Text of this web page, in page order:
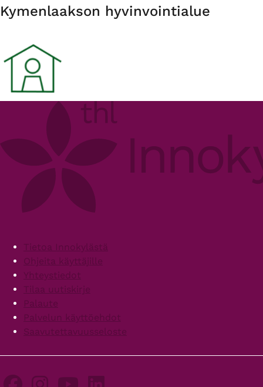
Organisaatio
Kymenlaakson hyvinvointialue
FooterTietoa Innokylästä
Ohjeita käyttäjille
Yhteystiedot
Tilaa uutiskirje
Palaute
Palvelun käyttöehdot
Saavutettavuusseloste